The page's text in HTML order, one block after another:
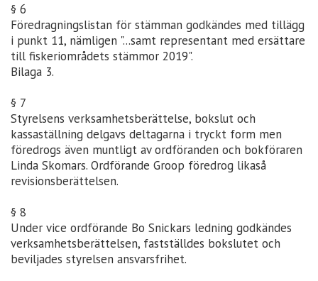
§ 6
Föredragningslistan för stämman godkändes med tillägg
i punkt 11, nämligen "...samt representant med ersättare
till fiskeriområdets stämmor 2019".
Bilaga 3.
§ 7
Styrelsens verksamhetsberättelse, bokslut och
kassaställning delgavs deltagarna i tryckt form men
föredrogs även muntligt av ordföranden och bokföraren
Linda Skomars. Ordförande Groop föredrog likaså
revisionsberättelsen.
§ 8
Under vice ordförande Bo Snickars ledning godkändes
verksamhetsberättelsen, fastställdes bokslutet och
beviljades styrelsen ansvarsfrihet.